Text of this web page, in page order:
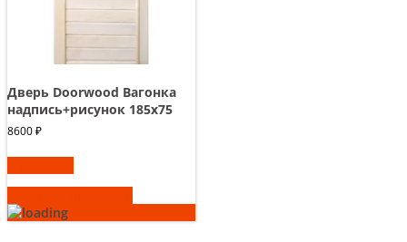
Дверь Doorwood Вагонка
надпись+рисунок 185х75
8600₽